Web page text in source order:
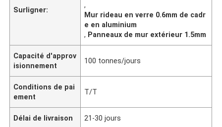
Surligner:
,
Mur rideau en verre 0.6mm de cadr
e en aluminium
, Panneaux de mur extérieur 1.5mm
Capacité d'approv
isionnement
100 tonnes/jours
Conditions de pai
ement
T/T
Délai de livraison 21-30 jours